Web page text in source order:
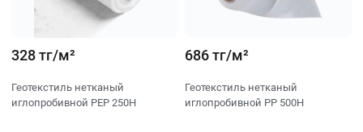
328 тг/м²
Геотекстиль нетканый
иглопробивной PEP 250H
686 тг/м²
Геотекстиль нетканый
иглопробивной PP 500H